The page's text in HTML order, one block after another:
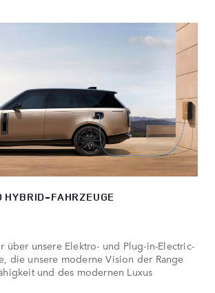
HYBRID-FAHRZEUGE
über unsere Elektro- und Plug-in-Electric-
die unsere moderne Vision der Range
und des modernen Luxus